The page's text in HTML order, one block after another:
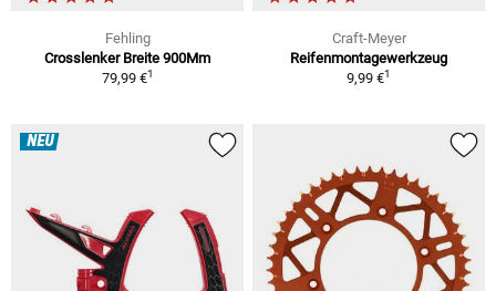
Fehling
Crosslenker Breite 900Mm
79,99 €1
Craft-Meyer
Reifenmontagewerkzeug
9,99 €1
NEU